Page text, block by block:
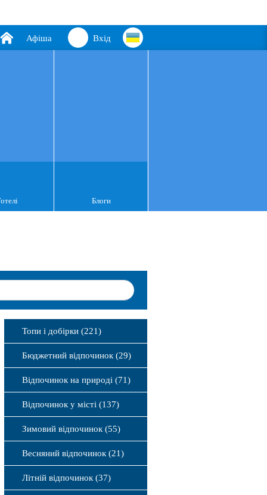
Вхід
Афіша
Блоги
Топи і добірки (221)
Бюджетний відпочинок (29)
Відпочинок на природі (71)
Відпочинок у місті (137)
Зимовий відпочинок (55)
Весняний відпочинок (21)
Літній відпочинок (37)